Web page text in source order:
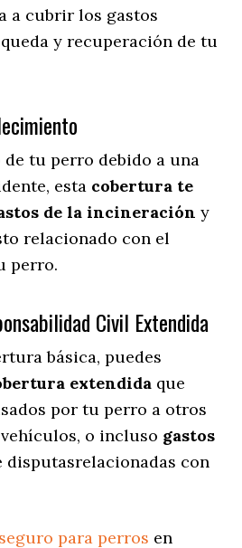
a cubrir los gastos
y recuperación de tu
de tu perro debido a una
esta cobertura te
de la incineración y
relacionado con el
perro.
Civil Extendida
básica, puedes
extendida que
por tu perro a otros
o incluso gastos
disputasrelacionadas con
seguro para perros en